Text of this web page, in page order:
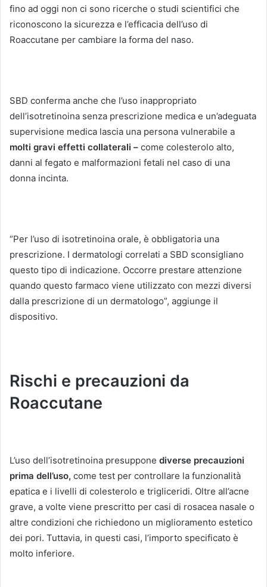
fino ad oggi non ci sono ricerche o studi scientifici che
riconoscono la sicurezza e l’efficacia dell’uso di
Roaccutane per cambiare la forma del naso.
SBD conferma anche che l’uso inappropriato
dell’isotretinoina senza prescrizione medica e un’adeguata
supervisione medica lascia una persona vulnerabile a
molti gravi effetti collaterali – come colesterolo alto,
danni al fegato e malformazioni fetali nel caso di una
donna incinta.
“Per l’uso di isotretinoina orale, è obbligatoria una
prescrizione. I dermatologi correlati a SBD sconsigliano
questo tipo di indicazione. Occorre prestare attenzione
quando questo farmaco viene utilizzato con mezzi diversi
dalla prescrizione di un dermatologo”, aggiunge il
dispositivo.
Rischi e precauzioni da
Roaccutane
L’uso dell’isotretinoina presuppone diverse precauzioni
prima dell’uso, come test per controllare la funzionalità
epatica e i livelli di colesterolo e trigliceridi. Oltre all’acne
grave, a volte viene prescritto per casi di rosacea nasale o
altre condizioni che richiedono un miglioramento estetico
dei pori. Tuttavia, in questi casi, l’importo specificato è
molto inferiore.